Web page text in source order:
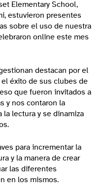
Elementary School,
estuvieron presentes
sobre el uso de nuestra
online este mes
destacan por el
éxito de sus clubes de
que fueron invitados a
y nos contaron la
la lectura y se dinamiza
para incrementar la
y la manera de crear
las diferentes
en los mismos.